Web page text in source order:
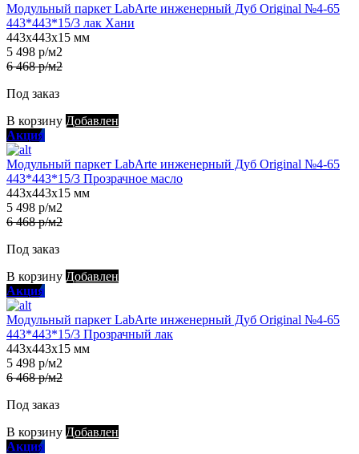
Модульный паркет LabArte инженерный Дуб Original №4-65
443*443*15/3 лак Хани
443х443х15 мм
5 498 р/м2
6 468 р/м2
Под заказ
В корзину Добавлен
Акция
Модульный паркет LabArte инженерный Дуб Original №4-65
443*443*15/3 Прозрачное масло
443х443х15 мм
5 498 р/м2
6 468 р/м2
Под заказ
В корзину Добавлен
Акция
Модульный паркет LabArte инженерный Дуб Original №4-65
443*443*15/3 Прозрачный лак
443х443х15 мм
5 498 р/м2
6 468 р/м2
Под заказ
В корзину Добавлен
Акция